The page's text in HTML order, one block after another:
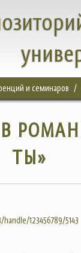
и семинаров
ТЫ»
123456789/5143